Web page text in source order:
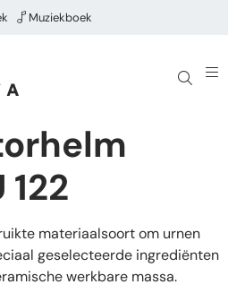
Muziekboek
materiaalsoort om urnen
geselecteerde ingrediënten
werkbare massa.